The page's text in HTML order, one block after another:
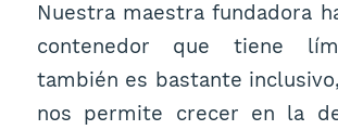
Nuestra maestra fundadora
contenedor que tiene
también es bastante
nos permite crecer en la